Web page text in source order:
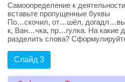
Самоопределение к
вставьте пропущенные буквы
По…скочил, от…шёл,
к, Ван…чка, пр…гулка. На какие
разделить слова?
Слайд 3